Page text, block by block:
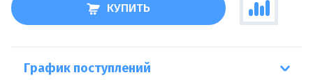
КУПИТЬ
График поступлений